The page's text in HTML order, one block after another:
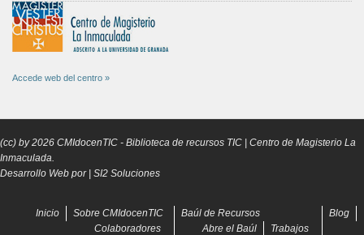
Accede web del centro »
(cc) by2026 CMIdocenTIC - Biblioteca de recursos TIC | Centro de Magisterio La
Inmaculada.
Desarrollo Web por | SI2 Soluciones
Inicio
Sobre CMIdocenTIC
Colaboradores
Baúl de Recursos
Abre el Baúl
Trabajos
Blog